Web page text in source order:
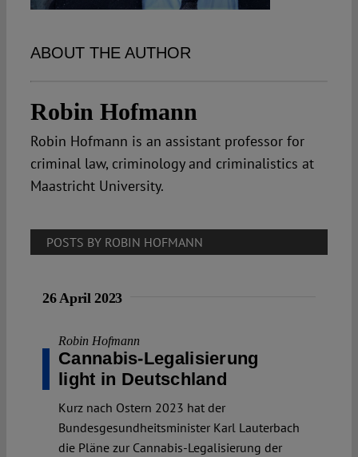
ABOUT THE AUTHOR
Robin Hofmann
Robin Hofmann is an assistant professor for
criminal law, criminology and criminalistics at
Maastricht University.
POSTS BY ROBIN HOFMANN
26 April 2023
Robin Hofmann
Cannabis-Legalisierung
light in Deutschland
Kurz nach Ostern 2023 hat der
Bundesgesundheitsminister Karl Lauterbach
die Pläne zur Cannabis-Legalisierung der